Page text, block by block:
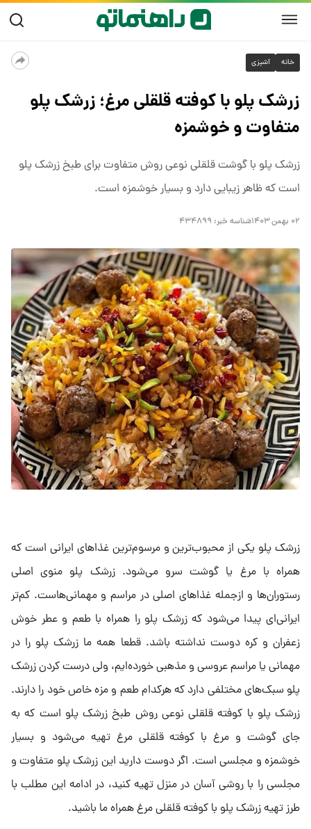
خانه آشپزی
زرشک پلو با کوفته قلقلی مرغ؛ زرشک پلو
متفاوت و خوشمزه
زرشک پلو با گوشت قلقلی نوعی روش متفاوت برای طبخ زرشک پلو
است که ظاهر زیبایی دارد و بسیار خوشمزه است.
۰۲ بهمن ۱۴۰۳ شناسه خبر: ۴۳۴۸۹۹
زرشک پلو یکی از محبوب‌ترین و مرسوم‌ترین غذا‌های ایرانی است که
همراه با مرغ یا گوشت سرو می‌شود. زرشک پلو منوی اصلی
رستوران‌ها و ازجمله غذا‌های اصلی در مراسم و مهمانی‌هاست. کم‌تر
ایرانی‌ای پیدا می‌شود که زرشک پلو را همراه با طعم و عطر خوش
زعفران و کره دوست نداشته باشد. قطعا همه ما زرشک پلو را در
مهمانی یا مراسم عروسی و مذهبی خورده‌ایم، ولی درست کردن زرشک
پلو سبک‌های مختلفی دارد که هرکدام طعم و مزه خاص خود را دارند.
زرشک پلو با کوفته قلقلی نوعی روش طبخ زرشک پلو است که به
جای گوشت و مرغ با کوفته قلقلی مرغ تهیه می‌شود و بسیار
خوشمزه و مجلسی است. اگر دوست دارید این زرشک پلو متفاوت و
مجلسی را با روشی آسان در منزل تهیه کنید، در ادامه این مطلب با
طرز تهیه زرشک پلو با کوفته قلقلی مرغ همراه ما باشید.